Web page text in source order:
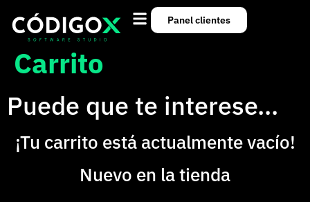
Panel clientes
Carrito
Puede que te interese…
¡Tu carrito está actualmente vacío!
Nuevo en la tienda